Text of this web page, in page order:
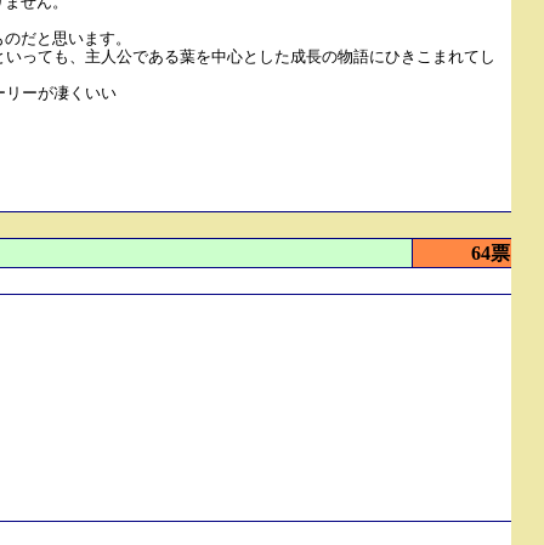
だと思います。
っても、主人公である葉を中心とした成長の物語にひきこまれてし
リーが凄くいい
64票